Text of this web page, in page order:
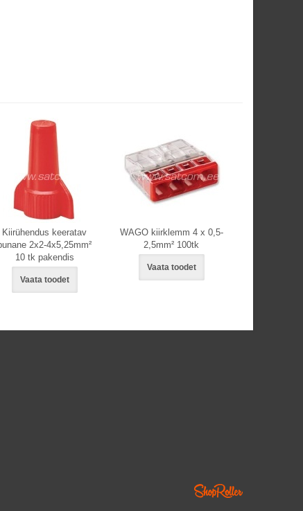
Kiirühendus keeratav
2x2-4x5,25mm²
10 tk pakendis
Vaata toodet
WAGO kiirklemm 4 x 0,5-
2,5mm² 100tk
Vaata toodet